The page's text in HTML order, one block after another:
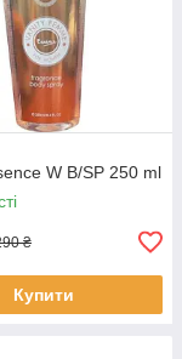
W B/SP 250 ml
₴
Купити